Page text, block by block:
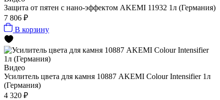
Защита от пятен с нано-эффектом AKEMI 11932 1л (Германия)
7 806 ₽
В корзину
Видео
Усилитель цвета для камня 10887 AKEMI Colour Intensifier 1л
(Германия)
4 320 ₽